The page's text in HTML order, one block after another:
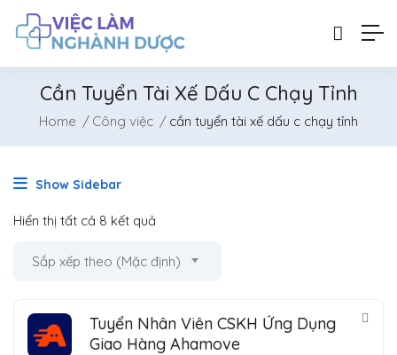
Cần Tuyển Tài Xế Dấu C Chạy Tỉnh
Home Công việc cần tuyển tài xế dấu c chạy tỉnh
Show Sidebar
Hiển thị tất cả 8 kết quả
Sắp xếp theo (Mặc định)
Tuyển Nhân Viên CSKH Ứng Dụng
Giao Hàng Ahamove